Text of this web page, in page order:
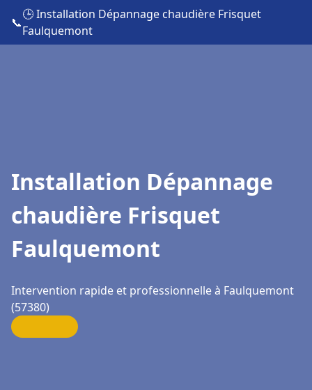
📞
🕒 Installation Dépannage chaudière Frisquet
Faulquemont
Installation Dépannage
chaudière Frisquet
Faulquemont
Intervention rapide et professionnelle à Faulquemont
(57380)